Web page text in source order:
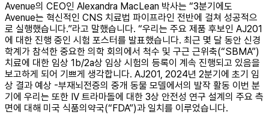
Avenue의 CEO인 Alexandra MacLean 박사는 “3분기에도
Avenue는 혁신적인 CNS 치료법 파이프라인 전반에 걸쳐 성공적으
로 실행했습니다.”라고 말했습니다. “우리는 주요 제품 후보인 AJ201
에 대한 진행 중인 시험 포스터를 발표했습니다. 최근 몇 달 동안 신경
학계가 참석한 중요한 의학 회의에서 척수 및 구근 근위축(“SBMA”)
치료에 대한 임상 1b/2a상 임상 시험의 등록이 계속 진행되고 있음을
보고하게 되어 기쁘게 생각합니다. AJ201, 2024년 2분기에 초기 임
상 결과 예상 -부재뇌전증의 중개 동물 모델에서의 발작 활동 이번 분
기에 우리는 또한 IV 트라마돌에 대한 3상 안전성 연구 설계의 주요 측
면에 대해 미국 식품의약국(“FDA”)과 일치를 이루었습니다.